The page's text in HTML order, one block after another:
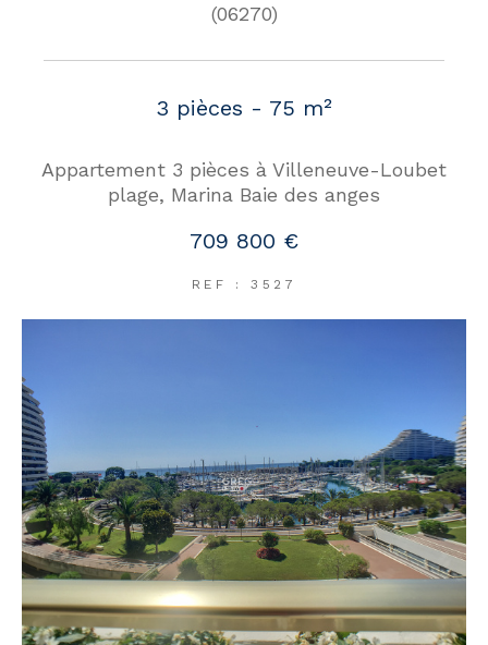
(06270)
3 pièces - 75 m²
Appartement 3 pièces à Villeneuve-Loubet
plage, Marina Baie des anges
709 800 €
REF : 3527